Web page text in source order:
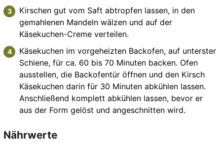
Kirschen gut vom Saft abtropfen lassen, in den
gemahlenen Mandeln wälzen und auf der
Käsekuchen-Creme verteilen.
Käsekuchen im vorgeheizten Backofen, auf unterster
Schiene, für ca. 60 bis 70 Minuten backen. Ofen
ausstellen, die Backofentür öffnen und den Kirsch
Käsekuchen darin für 30 Minuten abkühlen lassen.
Anschließend komplett abkühlen lassen, bevor er
aus der Form gelöst und angeschnitten wird.
Nährwerte